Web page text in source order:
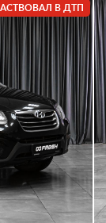
В ДТП